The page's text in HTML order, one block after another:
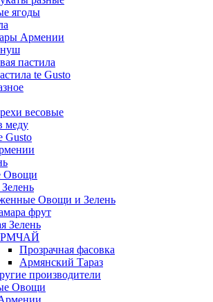
ягоды
Армении
пастила
te Gusto
весовые
меду
Gusto
Овощи
Овощи и Зелень
фрут
Зелень
Прозрачная фасовка
Армянский Тараз
производители
Овощи